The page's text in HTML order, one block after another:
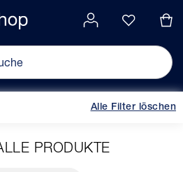
Alle Filter löschen
PRODUKTE